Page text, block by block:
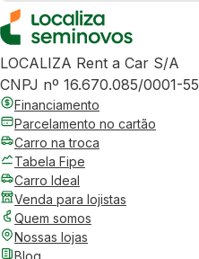
LOCALIZA Rent a Car S/A
CNPJ nº 16.670.085/0001-55
Financiamento
Parcelamento no cartão
Carro na troca
Tabela Fipe
Carro Ideal
Venda para lojistas
Quem somos
Nossas lojas
Blog